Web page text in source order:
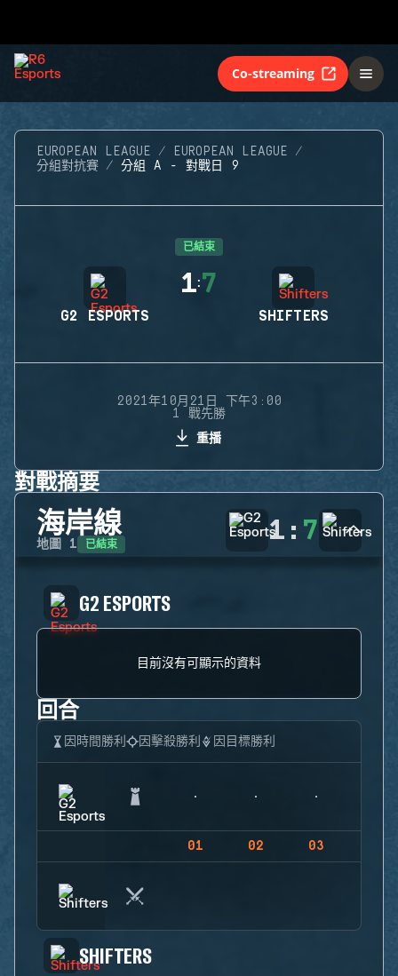
Co-streaming
EUROPEAN LEAGUE
EUROPEAN LEAGUE
分組對抗賽
分組 A - 對戰日 9
已結束
G2 ESPORTS
1:7
SHIFTERS
2021年10月21日 下午3:00
1 戰先勝
重播
對戰摘要
海岸線
地圖 1 已結束 1 : 7
G2 ESPORTS
目前沒有可顯示的資料
回合
因時間勝利 因擊殺勝利 因目標勝利
01 02 03
SHIFTERS